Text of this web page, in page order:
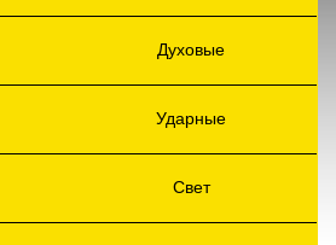
Духовые
Ударные
Свет